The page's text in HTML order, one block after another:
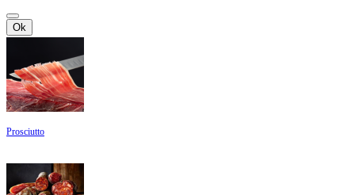
Ok
Prosciutto